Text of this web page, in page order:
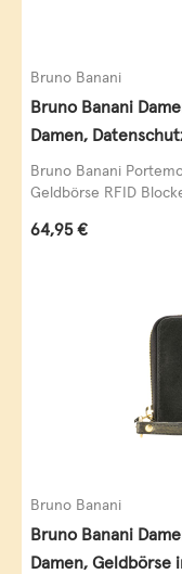
Bruno Banani
Bruno Banani
Damen,
Querformat, echt
Bruno Banani
Geldbörse RFID
Regulärer Preis:
64,95 €
Bruno Banani
Bruno Banani
Damen,